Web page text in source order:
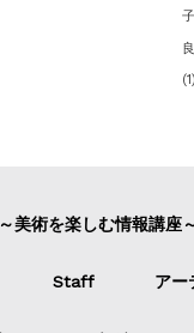
子
(1)
～美術を楽しむ情報講座
Staff アー